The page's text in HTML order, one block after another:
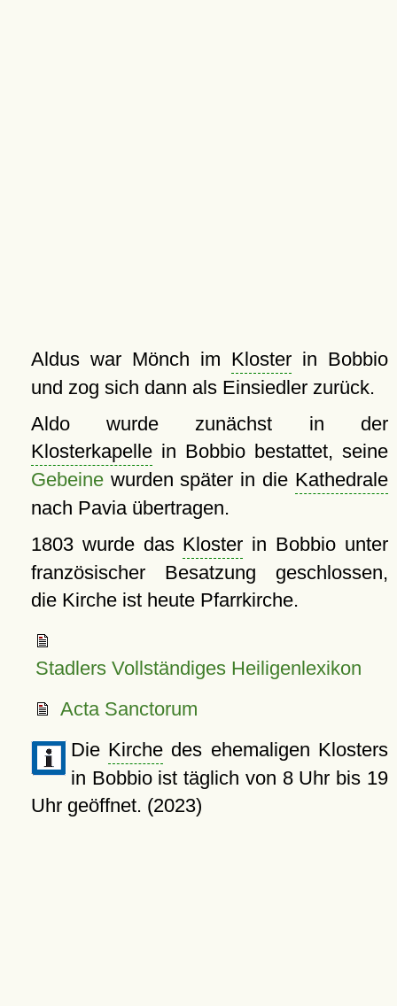
Aldus war Mönch im Klosterin Bobbio
und zog sich dann als Einsiedler zurück.
Aldo wurde zunächst in der
Klosterkapellein Bobbio bestattet, seine
Gebeinewurden später in die Kathedrale
nach Pavia übertragen.
1803 wurde das Kloster in Bobbio unter
französischer Besatzung geschlossen,
die Kirche ist heute Pfarrkirche.
Stadlers Vollständiges Heiligenlexikon
Acta Sanctorum
Die Kirche des ehemaligen Klosters
in Bobbio ist täglich von 8 Uhr bis 19
Uhr geöffnet. (2023)